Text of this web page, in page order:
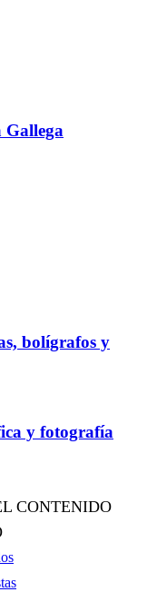
bolígrafos y
y fotografía
CONTENIDO